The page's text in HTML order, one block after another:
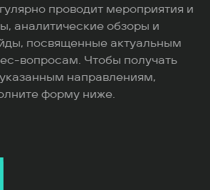
проводит мероприятия и
аналитические обзоры и
посвященные актуальным
вопросам. Чтобы получать
направлениям,
форму ниже.